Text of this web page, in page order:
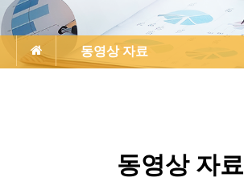
동영상 자료
동영상 자료